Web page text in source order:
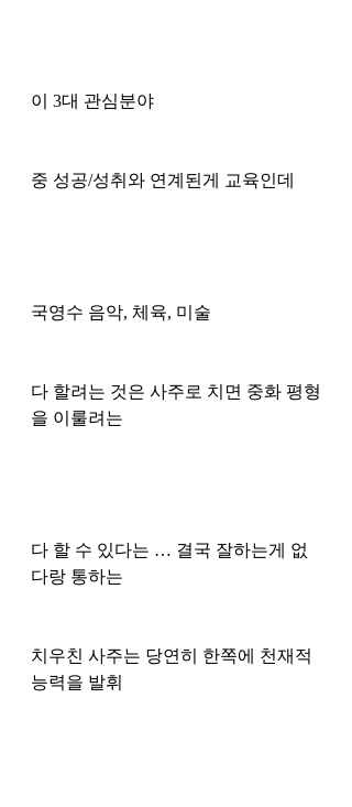
이 3대 관심분야
중 성공/성취와 연계된게 교육인데
국영수 음악, 체육, 미술
다 할려는 것은 사주로 치면 중화 평형
을 이룰려는
다 할 수 있다는 … 결국 잘하는게 없
다랑 통하는
치우친 사주는 당연히 한쪽에 천재적
능력을 발휘